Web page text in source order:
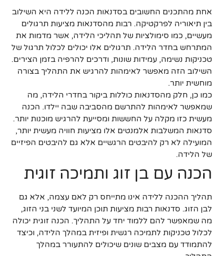
אחת מהתכנים החשובים בסדנאות הכנה ללידה היא השילוב
בין תיאוריה לפרקטיקה. רבות מהסדנאות מציעות תרגולים
מעשיים, כמו סימולציות של תהליכי הלידה, אשר מדמות את
המתרחש בחדר הלידה. תרגולים אלו יכולים לכלול תרגול של
טכניקות נשימה, עמידות שונות, ודרכים להרפיה בזמן הצירים.
השילוב הזה מאפשר לאימהות להרגיש את התהליך בצורה
מוחשית יותר.
כמו כן, חלק מהסדנאות כוללות ביקור בחדרי הלידה, מה
שמאפשר לאימהות להתרשם מהסביבה שבה יילדו. הכנה
מעשית כזו מקלה על החששות ומסייעת להרגיש מוכנות יותר.
סדנאות המשלבות אלמנטים אלו מציעות חוויה מעשית יותר,
המועילה לא רק להיבטים הרגשיים אלא גם להיבטים הפיזיים
של הלידה.
הכנה עם בן זוג ותמיכה זוגית
תהליך ההכנה ללידה אינו מתייחס רק לאם עצמה, אלא גם
לבן הזוג. סדנאות רבות מציעות תוכן המיועד לשני בני הזוג,
מה שמאפשר להם ללמוד יחד על התהליך. הכנה זוגית יכולה
לכלול טכניקות לתמיכה רגשית ופיזית במהלך הלידה, וכיצד
להתמודד עם מצבים שונים שיכולים להתעורר במהלך